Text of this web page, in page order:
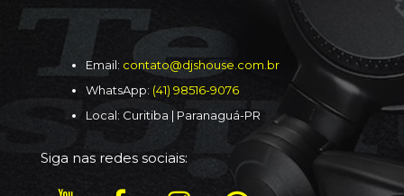
Email: contato@djshouse.com.br
WhatsApp: (41) 98516-9076
Local: Curitiba | Paranaguá-PR
Siga nas redes sociais: